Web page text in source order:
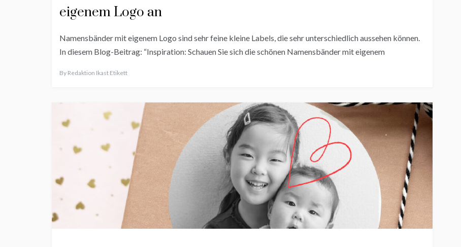
eigenem Logo an
Namensbänder mit eigenem Logo sind sehr feine kleine Labels, die sehr unterschiedlich aussehen können.
In diesem Blog-Beitrag: “Inspiration: Schauen Sie sich die schönen Namensbänder mit eigenem
By Redaktion Ikast Etikett